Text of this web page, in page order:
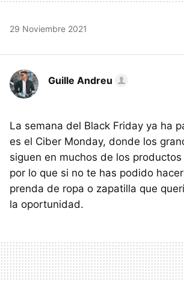
29 Noviembre 2021
Guille Andreu
La semana del Black Friday ya ha
es el Ciber Monday, donde los
siguen en muchos de los
por lo que si no te has podido
prenda de ropa o zapatilla que
la oportunidad.